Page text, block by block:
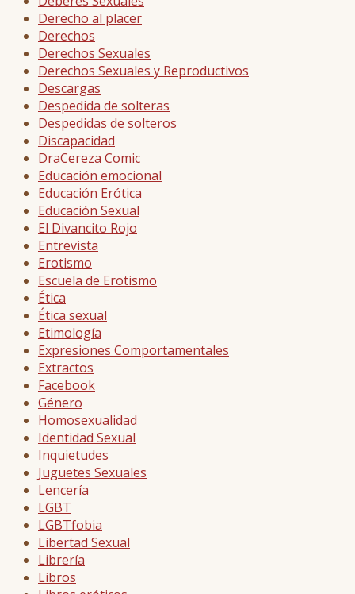
Derecho al placer
Derechos
Derechos Sexuales
Derechos Sexuales y Reproductivos
Descargas
Despedida de solteras
Despedidas de solteros
Discapacidad
DraCereza Comic
Educación emocional
Educación Erótica
Educación Sexual
El Divancito Rojo
Entrevista
Erotismo
Escuela de Erotismo
Ética
Ética sexual
Etimología
Expresiones Comportamentales
Extractos
Facebook
Género
Homosexualidad
Identidad Sexual
Inquietudes
Juguetes Sexuales
Lencería
LGBT
LGBTfobia
Libertad Sexual
Librería
Libros